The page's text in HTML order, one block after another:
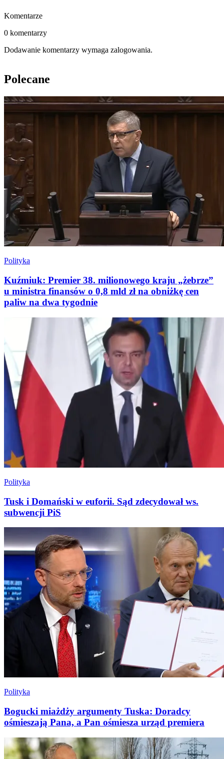
Komentarze
0 komentarzy
Dodawanie komentarzy wymaga zalogowania.
Polecane
Polityka
Kuźmiuk: Premier 38. milionowego kraju „żebrze”
u ministra finansów o 0,8 mld zł na obniżkę cen
paliw na dwa tygodnie
Polityka
Tusk i Domański w euforii. Sąd zdecydował ws.
subwencji PiS
Polityka
Bogucki miażdży argumenty Tuska: Doradcy
ośmieszają Pana, a Pan ośmiesza urząd premiera